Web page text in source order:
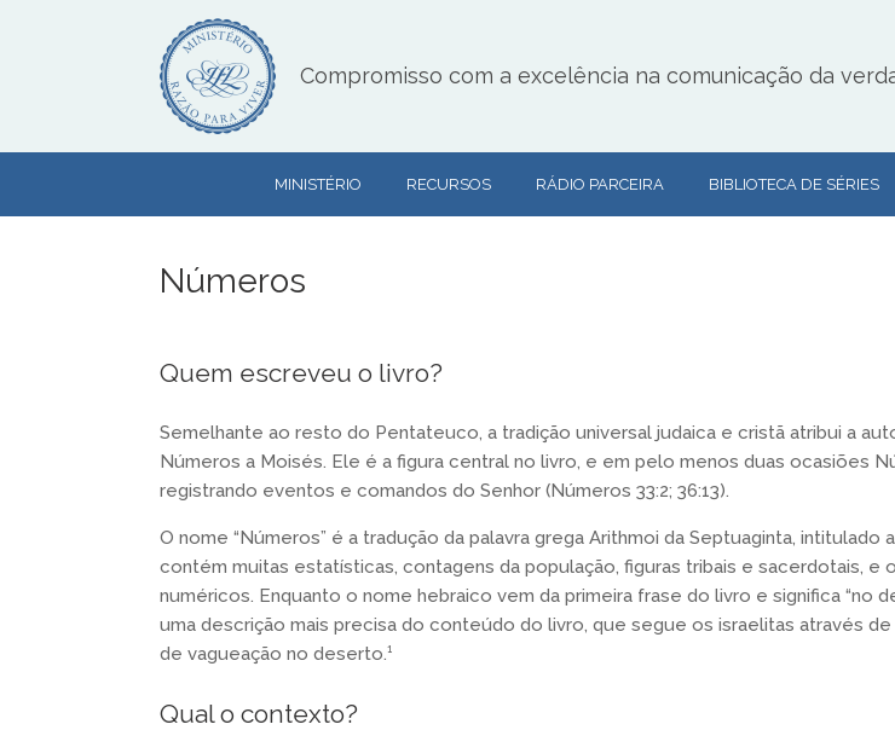
Compromisso com a excelência na comunicação da
MINISTÉRIO RECURSOS RÁDIO PARCEIRA BIBLIOTECA DE SÉRIES
Números
Quem escreveu o livro?
Semelhante ao resto do Pentateuco, a tradição universal judaica e cristã atribui a
Números a Moisés. Ele é a figura central no livro, e em pelo menos duas ocasiões
registrando eventos e comandos do Senhor (Números 33:2; 36:13).
O nome “Números” é a tradução da palavra grega Arithmoi da Septuaginta, intitulado
contém muitas estatísticas, contagens da população, figuras tribais e sacerdotais, e
numéricos. Enquanto o nome hebraico vem da primeira frase do livro e significa “no
uma descrição mais precisa do conteúdo do livro, que segue os israelitas através de
de vagueação no deserto.¹
Qual o contexto?